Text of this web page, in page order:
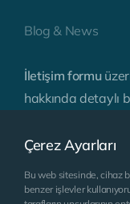
Blog & News
İletişim formu
hakkında detaylı
Çerez Ayarları
Bu web sitesinde, cihaz
benzer işlevler